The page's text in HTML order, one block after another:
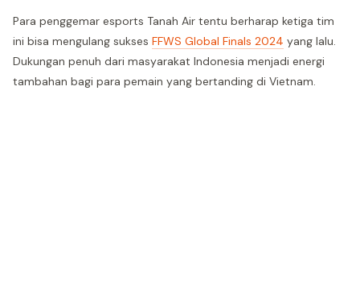
Para penggemar esports Tanah Air tentu berharap ketiga tim
ini bisa mengulang sukses FFWS Global Finals 2024 yang lalu.
Dukungan penuh dari masyarakat Indonesia menjadi energi
tambahan bagi para pemain yang bertanding di Vietnam.